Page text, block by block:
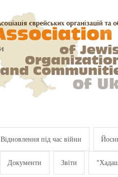
Відновлення під час війни
Документи Звіти